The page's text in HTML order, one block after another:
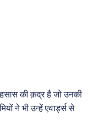
की क़द्र है जो उनकी
ने भी उन्हें एवार्ड्स से